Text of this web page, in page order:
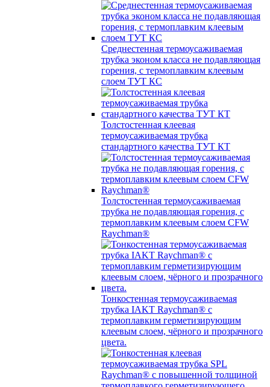
Среднестенная термоусаживаемая
трубка эконом класса не подавляющая
горения, с термоплавким клеевым
слоем ТУТ КС
Толстостенная клеевая
термоусаживаемая трубка
стандартного качества ТУТ КТ
Толстостенная термоусаживаемая
трубка не подавляющая горения, с
термоплавким клеевым слоем CFW
Raychman®
Тонкостенная термоусаживаемая
трубка IAKT Raychman® с
термоплавким герметизирующим
клеевым слоем, чёрного и прозрачного
цвета.